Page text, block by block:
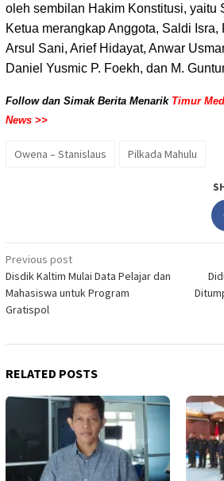
oleh sembilan Hakim Konstitusi, yaitu
Ketua merangkap Anggota, Saldi Isra,
Arsul Sani, Arief Hidayat, Anwar
Daniel Yusmic P. Foekh, dan M.
Follow dan Simak Berita Menarik Timur
News >>
Owena – Stanislaus Pilkada Mahulu
Post
navigation
Previous post
Disdik Kaltim Mulai Data Pelajar dan
Mahasiswa untuk Program
Gratispol
RELATED POSTS